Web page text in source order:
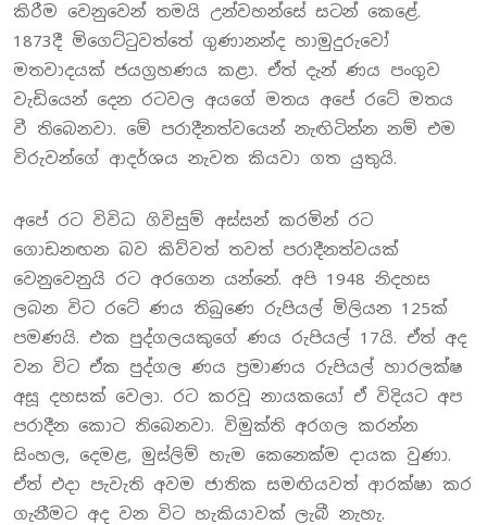
කිරීම වෙනුවෙන් තමයි උන්වහන්සේ සටන් කෙළේ.
1873දී මිගෙට්ටුවත්තේ ගුණානන්ද හාමුදුරුවෝ
මතවාදයක් ජයග්‍රහණය කළා. ඒත් දැන් ණය පංගුව
වැඩියෙන් දෙන රටවල අයගේ මතය අපේ රටේ මතය
වී තිබෙනවා. මේ පරාදීනත්වයෙන් නැඟිටින්න නම් එම
විරුවන්ගේ ආදර්ශය නැවත කියවා ගත යුතුයි.
අපේ රට විවිධ ගිවිසුම් අස්සන් කරමින් රට
ගොඩනඟන බව කිව්වත් තවත් පරාදීනත්වයක්
වෙනුවෙනුයි රට අරගෙන යන්නේ. අපි 1948 නිදහස
ලබන විට රටේ ණය තිබුණෙ රුපියල් මිලියන 125ක්
පමණයි. එක පුද්ගලයකුගේ ණය රුපියල් 17යි. ඒත් අද
වන විට ඒක පුද්ගල ණය ප්‍රමාණය රුපියල් හාරලක්ෂ
අසූ දහසක් වෙලා. රට කරවූ නායකයෝ ඒ විදියට අප
පරාදීන කොට තිබෙනවා. විමුක්ති අරගල කරන්න
සිංහල, දෙමළ, මුස්ලිම් හැම කෙනෙක්ම දායක වුණා.
ඒත් එදා පැවැති අවම ජාතික සමඟියවත් ආරක්ෂා කර
ගැනීමට අද වන විට හැකියාවක් ලැබී නැහැ.